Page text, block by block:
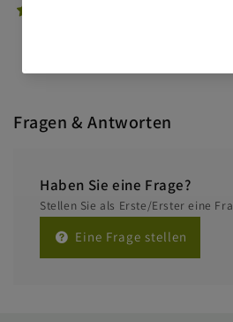
Fragen & Antworten
Haben Sie eine Frage?
Stellen Sie als Erste/Erster eine
Eine Frage stellen